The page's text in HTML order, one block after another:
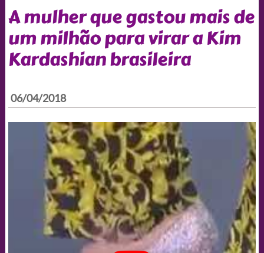
A mulher que gastou mais de
um milhão para virar a Kim
Kardashian brasileira
06/04/2018